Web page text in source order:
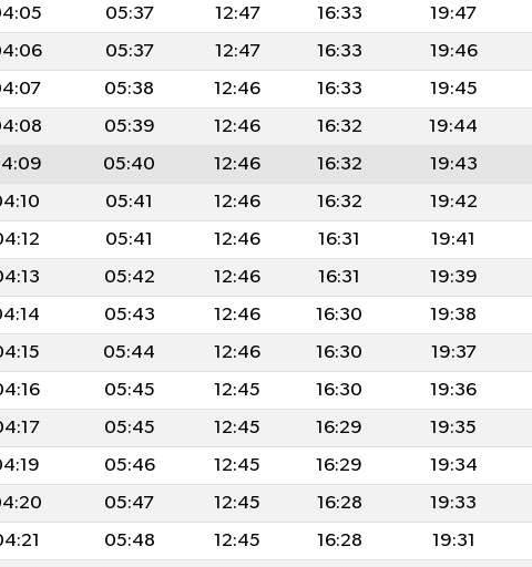
05:37 12:47 16:33 19:47
05:37 12:47 16:33 19:46
05:38 12:46 16:33 19:45
05:39 12:46 16:32 19:44
05:40 12:46 16:32 19:43
05:41 12:46 16:32 19:42
05:41 12:46 16:31 19:41
05:42 12:46 16:31 19:39
05:43 12:46 16:30 19:38
05:44 12:46 16:30 19:37
05:45 12:45 16:30 19:36
05:45 12:45 16:29 19:35
05:46 12:45 16:29 19:34
05:47 12:45 16:28 19:33
05:48 12:45 16:28 19:31